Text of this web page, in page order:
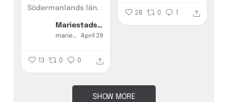
28 0 1
Södermanlands län.
Mariestads Isolering AB
mariestadsisolering April 29
13 0 0
SHOW MORE